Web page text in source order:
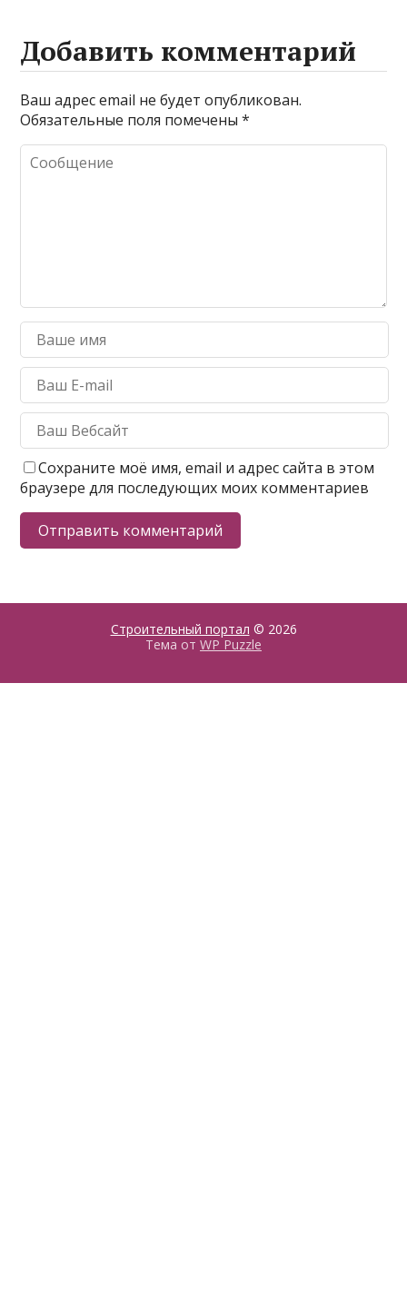
Добавить комментарий
Ваш адрес email не будет опубликован.
Обязательные поля помечены*
Сохраните моё имя, email и адрес сайта в этом
браузере для последующих моих комментариев
Строительный портал © 2026
Тема от WP Puzzle